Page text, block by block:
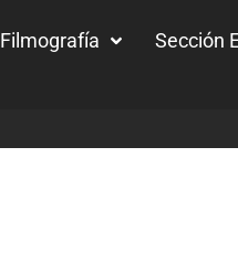
Filmografía Sección